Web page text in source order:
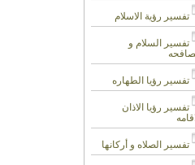
تفسير رؤية الاسلام
تفسير السلام و
تفسير رؤيا الطهاره
تفسير رؤيا الاذان
تفسير الصلاه و أركانها